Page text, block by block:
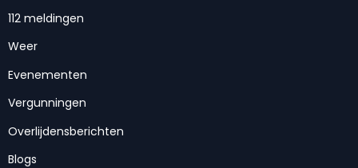
112 meldingen
Weer
Evenementen
Vergunningen
Overlijdensberichten
Blogs